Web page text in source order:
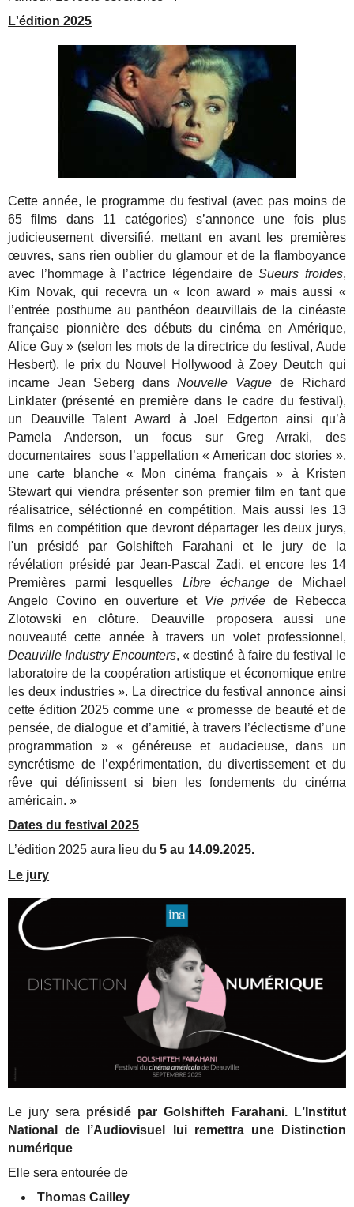
L'édition 2025
Cette année, le programme du festival (avec pas moins de
65 films dans 11 catégories) s’annonce une fois plus
judicieusement diversifié, mettant en avant les premières
œuvres, sans rien oublier du glamour et de la flamboyance
avec l’hommage à l’actrice légendaire deSueurs froides,
Kim Novak, qui recevra un « Icon award » mais aussi «
l’entrée posthume au panthéon deauvillais de la cinéaste
française pionnière des débuts du cinéma en Amérique,
Alice Guy » (selon les mots de la directrice du festival, Aude
Hesbert), le prix du Nouvel Hollywood à Zoey Deutch qui
incarne Jean Seberg dansNouvelle Vague de Richard
Linklater (présenté en première dans le cadre du festival),
un Deauville Talent Award à Joel Edgerton ainsi qu’à
Pamela Anderson, un focus sur Greg Arraki, des
documentaires sous l’appellation « American doc stories »,
une carte blanche « Mon cinéma français » à Kristen
Stewart qui viendra présenter son premier film en tant que
réalisatrice, séléctionné en compétition. Mais aussi les 13
films en compétition que devront départager les deux jurys,
l'un présidé par Golshifteh Farahani et le jury de la
révélation présidé par Jean-Pascal Zadi, et encore les 14
Premières parmi lesquelles Libre échangede Michael
Angelo Covino en ouverture et Vie privéede Rebecca
Zlotowski en clôture.
Deauville proposera aussi une
nouveauté cette année à travers un volet professionnel,
Deauville Industry Encounters, « destiné à faire du festival le
laboratoire de la coopération artistique et économique entre
les deux industries ». La directrice du festival annonce ainsi
cette édition 2025 comme une « promesse de beauté et de
pensée, de dialogue et d’amitié, à travers l’éclectisme d’une
programmation » « généreuse et audacieuse, dans un
syncrétisme de l’expérimentation, du divertissement et du
rêve qui définissent si bien les fondements du cinéma
américain. »
Dates du festival 2025
L’édition 2025 aura lieu du 5 au 14.09.2025.
Le jury
Le jury sera présidé par Golshifteh Farahani. L’Institut
National de l’Audiovisuel lui remettra une Distinction
numérique
Elle sera entourée de
Thomas Cailley